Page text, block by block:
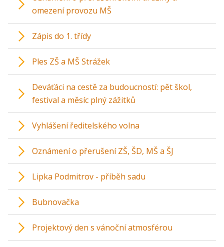
omezení provozu MŠ
Zápis do 1. třídy
Ples ZŠ a MŠ Strážek
Deváťáci na cestě za budoucností: pět škol,
festival a měsíc plný zážitků
Vyhlášení ředitelského volna
Oznámení o přerušení ZŠ, ŠD, MŠ a ŠJ
Lipka Podmitrov - příběh sadu
Bubnovačka
Projektový den s vánoční atmosférou